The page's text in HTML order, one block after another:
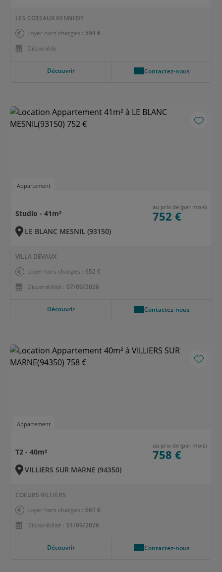
LES COTEAUX KENNEDY
Loyer hors charges : 594 €
Disponible
Découvrir Contactez-nous
Appartement
Studio - 41m²
au prix de (par mois)
752 €
LE BLANC MESNIL (93150)
VILLA DEVAUX
Loyer hors charges : 652 €
Disponibilité : 07/09/2026
Découvrir Contactez-nous
Appartement
T2 - 40m²
au prix de (par mois)
758 €
VILLIERS SUR MARNE (94350)
COEURS VILLIERS
Loyer hors charges : 661 €
Disponibilité : 01/09/2026
Découvrir Contactez-nous